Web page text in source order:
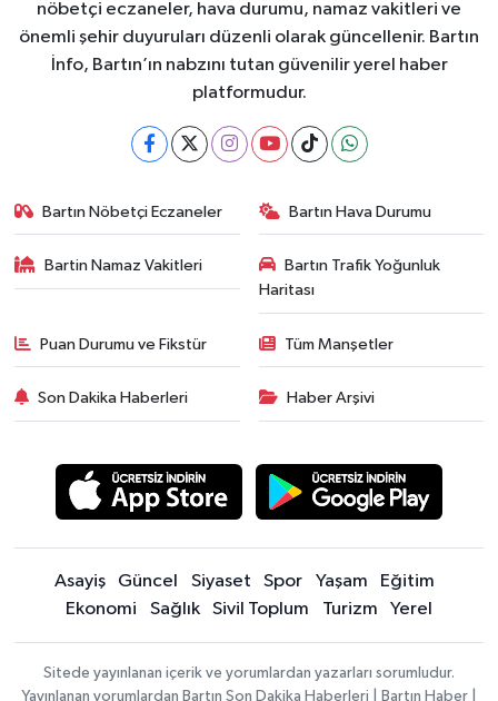
nöbetçi eczaneler, hava durumu, namaz vakitleri ve
önemli şehir duyuruları düzenli olarak güncellenir. Bartın
İnfo, Bartın’ın nabzını tutan güvenilir yerel haber
platformudur.
Bartın Nöbetçi Eczaneler Bartın Hava Durumu
Bartin Namaz Vakitleri
Bartın Trafik Yoğunluk
Haritası
Puan Durumu ve Fikstür Tüm Manşetler
Son Dakika Haberleri Haber Arşivi
Asayiş Güncel Siyaset Spor Yaşam
Eğitim
Ekonomi
Sağlık Sivil Toplum Turizm Yerel
Sitede yayınlanan içerik ve yorumlardan yazarları sorumludur.
Yayınlanan yorumlardan Bartın Son Dakika Haberleri | Bartın Haber |